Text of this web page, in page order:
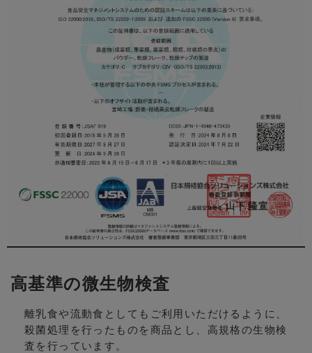
高基準の微生物検査
離乳食や流動食としてもご利用いただけるように、
殺菌処理を行ったものを商品とし、高規格の生物検
査を行っています。